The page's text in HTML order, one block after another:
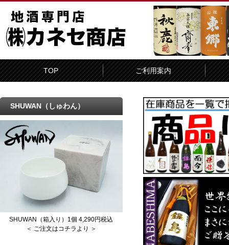
TOP ご利用案内
SHUWAN（しゅわん）
SHUWAN（箱入り）1個 4,290円税込
＜ ご注文はコチラより ＞